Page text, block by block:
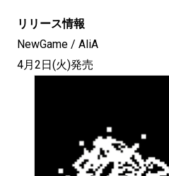
リリース情報
NewGame / AliA
4月2日(火)発売